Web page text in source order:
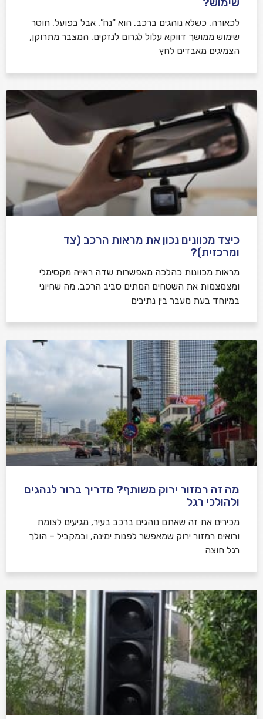
לכאורה, כשלא נוהגים ברכב, הוא “נח”, אבל בפועל, חוסר
שימוש ממושך דווקא עלול לגרום לנזקים. המצבר מתרוקן,
הצמיגים מאבדים לחץ
כיצד מכוונים נכון את מראות הרכב (צד
ומרכזית)?
מראות מכוונות כהלכה מאפשרות שדה ראייה מקסימלי
ומצמצמות את השטחים המתים סביב הרכב, מה שחיוני
במיוחד בעת מעבר בין נתיבים
מה זה רמזור ירוק משותף? מדריך ברור לנהגים
ולהולכי רגל
מכירים את זה שאתם נוהגים ברכב בעיר, מגיעים לצומת
ורואים רמזור ירוק שמאפשר לפנות ימינה, ובמקביל – הולך
רגל חוצה